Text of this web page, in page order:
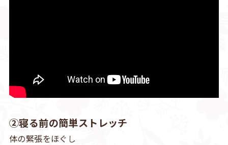
②寝る前の簡単ストレッチ
体の緊張をほぐし